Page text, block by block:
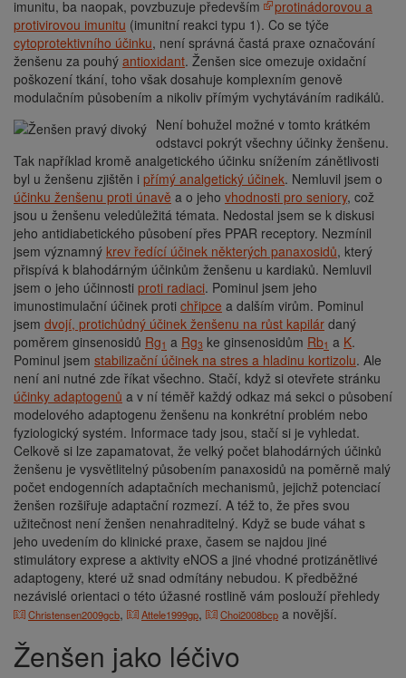
imunitu, ba naopak, povzbuzuje především
protinádorovou a
protivirovou imunitu (imunitní reakci typu 1). Co se týče
cytoprotektivního účinku, není správná častá praxe označování
ženšenu za pouhý antioxidant. Ženšen sice omezuje oxidační
poškození tkání, toho však dosahuje komplexním genově
modulačním působením a nikoliv přímým vychytáváním radikálů.
Není bohužel možné v tomto krátkém
odstavci pokrýt všechny účinky ženšenu.
Tak například kromě analgetického účinku snížením zánětlivosti
byl u ženšenu zjištěn i přímý analgetický účinek. Nemluvil jsem o
účinku ženšenu proti únavě a o jeho vhodnosti pro seniory, což
jsou u ženšenu veledůležitá témata. Nedostal jsem se k diskusi
jeho antidiabetického působení přes PPAR receptory. Nezmínil
jsem významný krev ředící účinek některých panaxosidů, který
přispívá k blahodárným účinkům ženšenu u kardiaků. Nemluvil
jsem o jeho účinnosti proti radiaci. Pominul jsem jeho
imunostimulační účinek proti chřipce a dalším virům. Pominul
jsem dvojí, protichůdný účinek ženšenu na růst kapilár daný
poměrem ginsenosidů Rg1 a Rg3 ke ginsenosidům Rb1 a K.
Pominul jsem stabilizační účinek na stres a hladinu kortizolu. Ale
není ani nutné zde říkat všechno. Stačí, když si otevřete stránku
účinky adaptogenů a v ní téměř každý odkaz má sekci o působení
modelového adaptogenu ženšenu na konkrétní problém nebo
fyziologický systém. Informace tady jsou, stačí si je vyhledat.
Celkově si lze zapamatovat, že velký počet blahodárných účinků
ženšenu je vysvětlitelný působením panaxosidů na poměrně malý
počet endogenních adaptačních mechanismů, jejichž potenciací
ženšen rozšiřuje adaptační rozmezí. A též to, že přes svou
užitečnost není ženšen nenahraditelný. Když se bude váhat s
jeho uvedením do klinické praxe, časem se najdou jiné
stimulátory exprese a aktivity eNOS a jiné vhodné protizánětlivé
adaptogeny, které už snad odmítány nebudou. K předběžné
nezávislé orientaci o této úžasné rostlině vám poslouží přehledy
Christensen2009gcb, Attele1999gp, Choi2008bcp a novější.
Ženšen jako léčivo